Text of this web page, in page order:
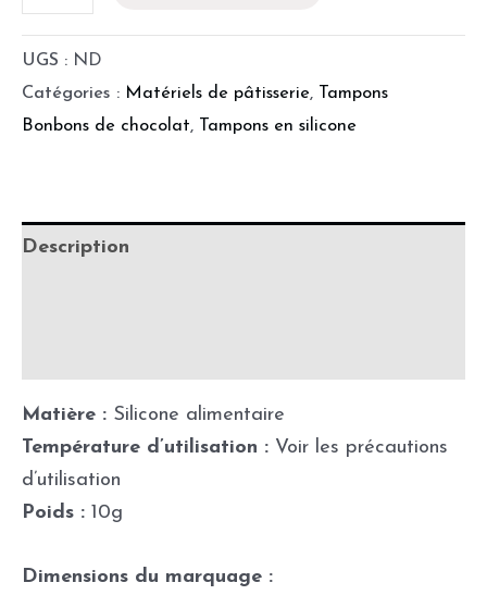
UGS : ND
Catégories : Matériels de pâtisserie,
Tampons
Bonbons de chocolat, Tampons en silicone
Description
Matière : Silicone alimentaire
Température d’utilisation : Voir les précautions
d’utilisation
Poids : 10g
Dimensions du marquage :